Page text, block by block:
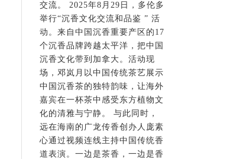
交流。 2025年8月29日，多伦多
举行“沉香文化交流和品鉴 ” 活
动。来自中国沉香重要产区的17
个沉香品牌跨越太平洋，把中国
沉香文化带到加拿大。活动现
场，邓岚月以中国传统茶艺展示
中国沉香茶的独特韵味，让海外
嘉宾在一杯茶中感受东方植物文
化的清雅与宁静。 与此同时，
远在海南的广龙传香创办人庞素
心通过视频连线主持中国传统香
道表演。一边是茶香，一边是香